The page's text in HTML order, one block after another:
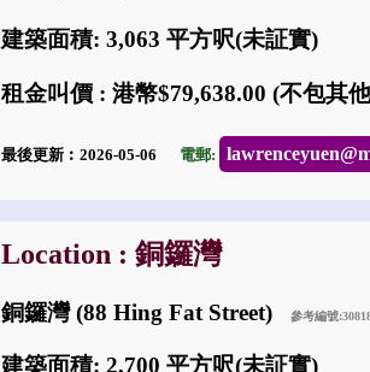
建築面積: 3,063 平方呎(未証實)
租金叫價 : 港幣$79,638.00 (不包其
最後更新︰2026-05-06 電郵:
Location : 銅鑼灣
銅鑼灣 (88 Hing Fat Street) 參考編號
建築面積: 2,700 平方呎(未証實)